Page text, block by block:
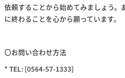
依頼することから始めてみましょう。
に終わることを心から願っています。
〇お問い合わせ方法
* TEL: [0564-57-1333]